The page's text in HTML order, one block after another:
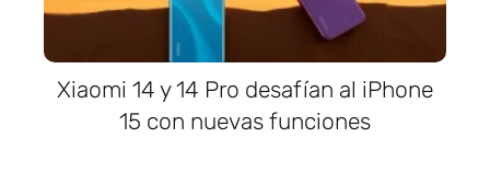
Xiaomi 14 y 14 Pro desafían al iPhone
15 con nuevas funciones